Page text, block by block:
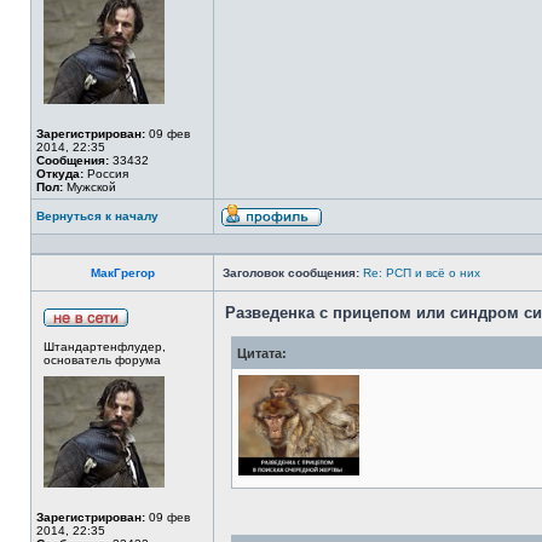
Зарегистрирован: 09 фев
2014, 22:35
Сообщения: 33432
Откуда: Россия
Пол: Мужской
Вернуться к началу
МакГрегор Заголовок сообщения: Re: РСП и всё о них
Штандартенфлудер,
основатель форума
Зарегистрирован: 09 фев
2014, 22:35
Разведенка с прицепом или синдром
Цитата: